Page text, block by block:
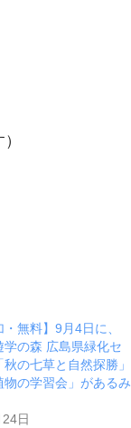
・無料】9月4日に、
学の森 広島県緑化セ
の七草と自然探勝」
物の学習会」があるみ
日